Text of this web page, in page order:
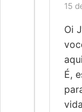
15
Oi
É,